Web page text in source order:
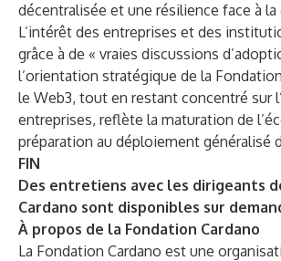
décentralisée et une résilience face à
L’intérêt des entreprises et des
grâce à de « vraies discussions
l’orientation stratégique de la
le Web3, tout en restant concentré sur
entreprises, reflète la maturation de
préparation au déploiement généralisé
FIN
Des entretiens avec les dirigeants
Cardano sont disponibles sur
À propos de la Fondation Cardano
La Fondation Cardano est une